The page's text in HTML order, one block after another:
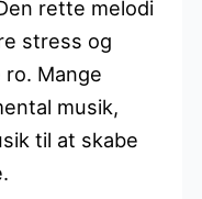
rette melodi
stress og
Mange
musik,
til at skabe